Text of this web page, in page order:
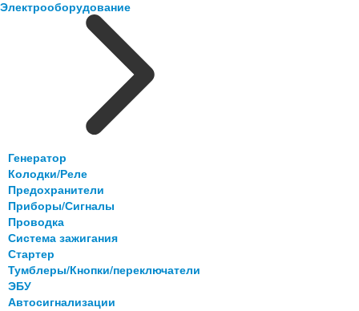
Электрооборудование
Генератор
Колодки/Реле
Предохранители
Приборы/Сигналы
Проводка
Система зажигания
Стартер
Тумблеры/Кнопки/переключатели
ЭБУ
Автосигнализации